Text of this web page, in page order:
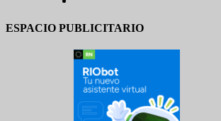
ESPACIO PUBLICITARIO